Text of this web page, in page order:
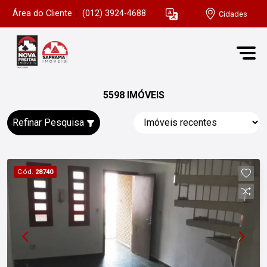
Área do Cliente (012) 3924-4688 Cidades
5598 IMÓVEIS
Refinar Pesquisa
Cód. 28740